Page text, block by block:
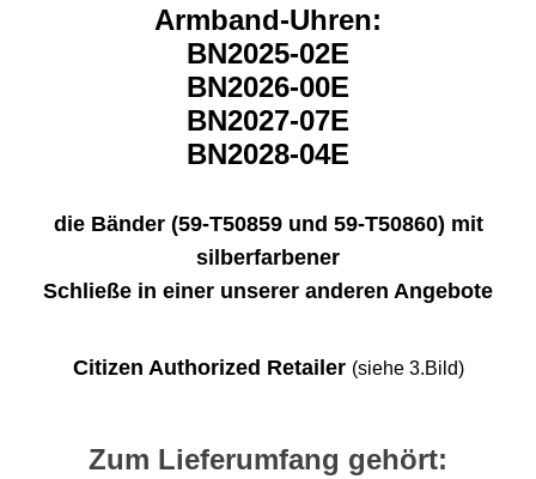
Armband-Uhren:
BN2025-02E
BN2026-00E
BN2027-07E
BN2028-04E
die Bänder (59-T50859 und 59-T50860) mit
silberfarbener
Schließe in einer unserer anderen Angebote
Citizen Authorized Retailer (siehe 3.Bild)
Zum Lieferumfang gehört: